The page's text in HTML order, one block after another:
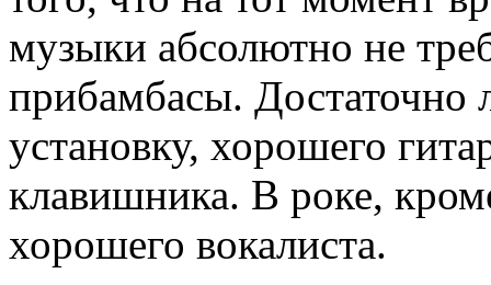
музыки абсолютно не
прибамбасы.
установку, хорошего
клавишника. В роке,
хорошего вокалиста.